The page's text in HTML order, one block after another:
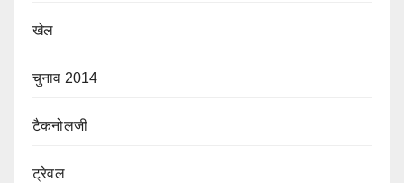
खेल
चुनाव 2014
टैकनोलजी
ट्रेवल